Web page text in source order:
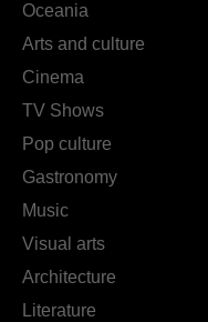
Oceania
Arts and culture
Cinema
TV Shows
Pop culture
Gastronomy
Music
Visual arts
Architecture
Literature